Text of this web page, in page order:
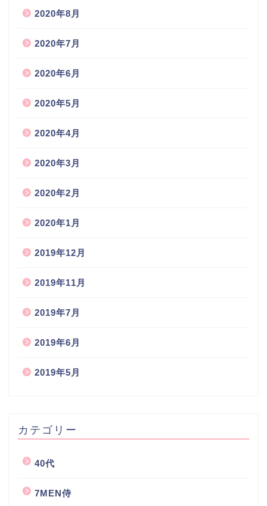
2020年8月
2020年7月
2020年6月
2020年5月
2020年4月
2020年3月
2020年2月
2020年1月
2019年12月
2019年11月
2019年7月
2019年6月
2019年5月
カテゴリー
40代
7MEN侍